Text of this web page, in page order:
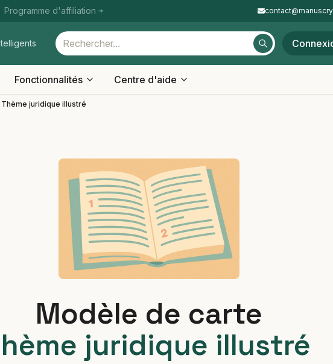
Programme d'affiliation
Fonctionnalités Centre d'aide
Thème juridique illustré
Modèle de carte
juridique illustré